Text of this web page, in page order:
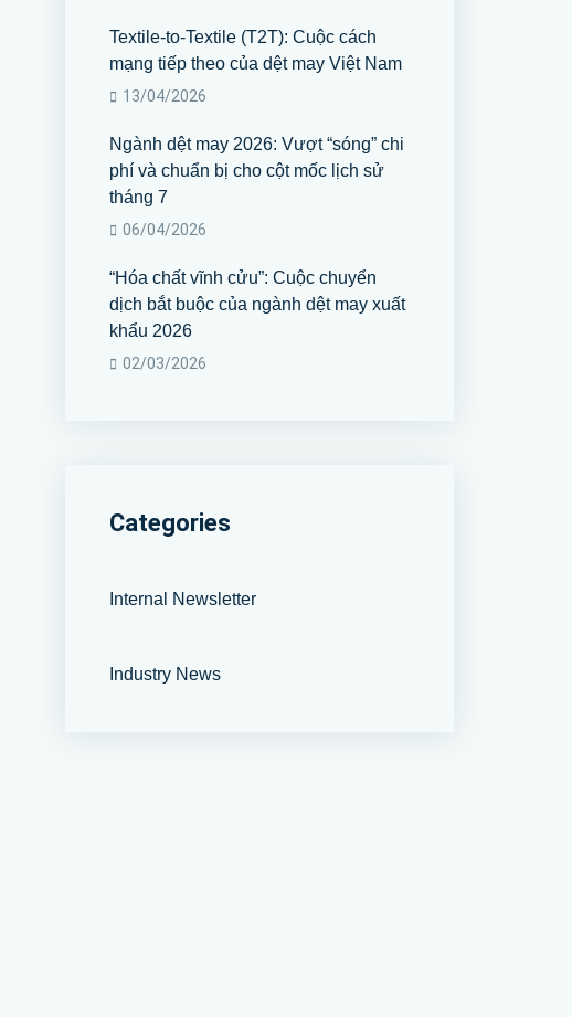
Textile-to-Textile (T2T): Cuộc cách
mạng tiếp theo của dệt may Việt Nam
13/04/2026
Ngành dệt may 2026: Vượt “sóng” chi
phí và chuẩn bị cho cột mốc lịch sử
tháng 7
06/04/2026
“Hóa chất vĩnh cửu”: Cuộc chuyển
dịch bắt buộc của ngành dệt may xuất
khẩu 2026
02/03/2026
Categories
Internal Newsletter
Industry News